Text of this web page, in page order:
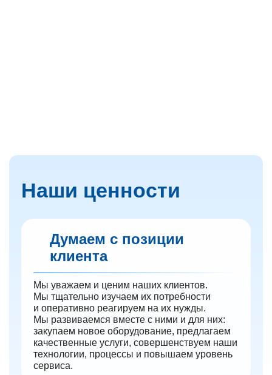
Наши ценности
Думаем с позиции
клиента
Мы уважаем и ценим наших клиентов.
Мы тщательно изучаем их потребности
и оперативно реагируем на их нужды.
Мы развиваемся вместе с ними и для них:
закупаем новое оборудование, предлагаем
качественные услуги, совершенствуем наши
технологии, процессы и повышаем уровень
сервиса.